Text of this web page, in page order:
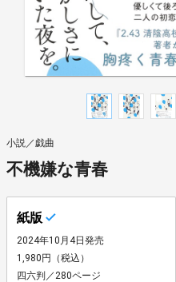
小説／戯曲
不機嫌な青春
紙版
2024年10月4日発売
1,980円（税込）
四六判／280ページ